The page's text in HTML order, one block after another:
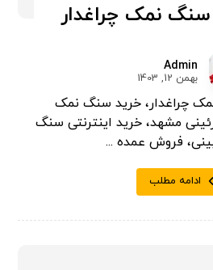
سنگ نمک چراغدار
Admin
بهمن 12, 1403
چراغدار، خرید سنگ نمک
مشهد، خرید اینترنتی سنگ
فروش عمده ...
ادامه مطلب